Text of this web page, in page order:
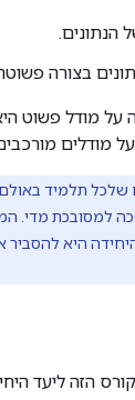
הנתונים.
בצורה
מודל פשוט
מודלים
שלכל תלמיד
מדי.
היא
הזה ליעד